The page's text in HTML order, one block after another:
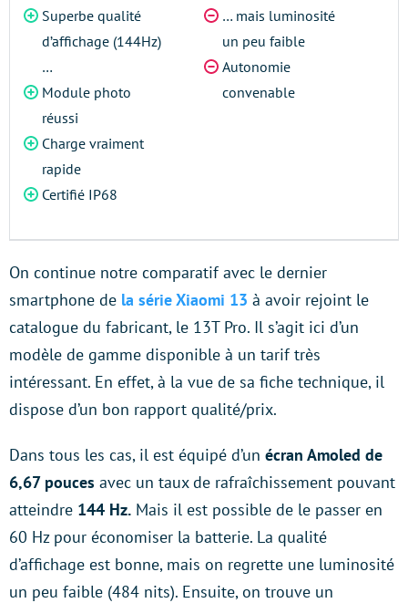
Superbe qualité
d’affichage (144Hz)
…
Module photo
réussi
Charge vraiment
rapide
Certifié IP68
… mais luminosité
un peu faible
Autonomie
convenable
On continue notre comparatif avec le dernier
smartphone de la série Xiaomi 13 à avoir rejoint le
catalogue du fabricant, le 13T Pro. Il s’agit ici d’un
modèle de gamme disponible à un tarif très
intéressant. En effet, à la vue de sa fiche technique, il
dispose d’un bon rapport qualité/prix.
Dans tous les cas, il est équipé d’un écran Amoled de
6,67 pouces avec un taux de rafraîchissement pouvant
atteindre 144 Hz. Mais il est possible de le passer en
60 Hz pour économiser la batterie. La qualité
d’affichage est bonne, mais on regrette une luminosité
un peu faible (484 nits). Ensuite, on trouve un